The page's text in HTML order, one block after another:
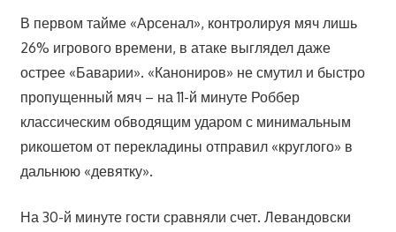
В первом тайме «Арсенал», контролируя мяч лишь
26% игрового времени, в атаке выглядел даже
острее «Баварии». «Канониров» не смутил и быстро
пропущенный мяч – на 11-й минуте Роббер
классическим обводящим ударом с минимальным
рикошетом от перекладины отправил «круглого» в
дальнюю «девятку».
На 30-й минуте гости сравняли счет. Левандовски